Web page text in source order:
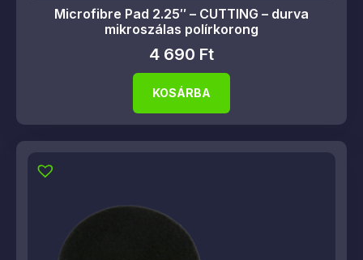
Microfibre Pad 2.25″ – CUTTING – durva
mikroszálas polírkorong
4 690 Ft
KOSÁRBA